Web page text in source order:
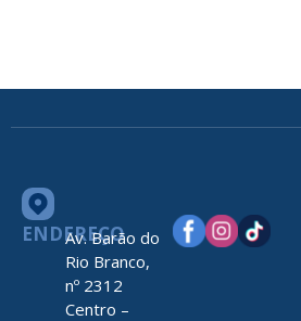
ENDEREÇO
Av. Barão do
Rio Branco,
nº 2312
Centro –